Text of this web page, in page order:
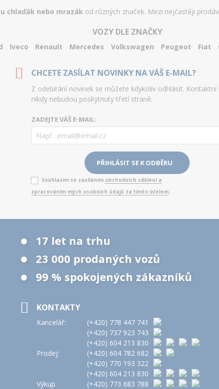
chlaďák nebo mrazák od různých značek. Mezi nejčastěji
VOZY DLE ZNAČKY
Iveco Renault Mercedes Volkswagen Peugeot Fiat
CHCETE ZASÍLAT NOVINKY NA VÁŠ E-MAIL?
Z odebírání novinek se můžete kdykoliv odhlásit. Kontaktní
nikdy nebudou poskytnuty třetí straně.
ZADEJTE VÁŠ E-MAIL:
Souhlasím se zasíláním obchodních sdělení a
zpracováním mých osobních údajů za tímto účelem.
17 let na trhu
23 000 prodaných vozů
99 % spokojených zákazníků
KONTAKTY
Kancelář: (+420) 778 447 741
(+420) 737 923 743
(+420) 604 213 830
Prodej:
(+420) 604 782 682
(+420) 770 193 322
(+420) 604 213 830
Výkup:
(+420) 773 683 788